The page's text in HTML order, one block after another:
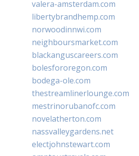
valera-amsterdam.com
libertybrandhemp.com
norwoodinnwi.com
neighboursmarket.com
blackanguscareers.com
bolesfororegon.com
bodega-ole.com
thestreamlinerlounge.com
mestrinorubanofc.com
novelatherton.com
nassvalleygardens.net
electjohnstewart.com